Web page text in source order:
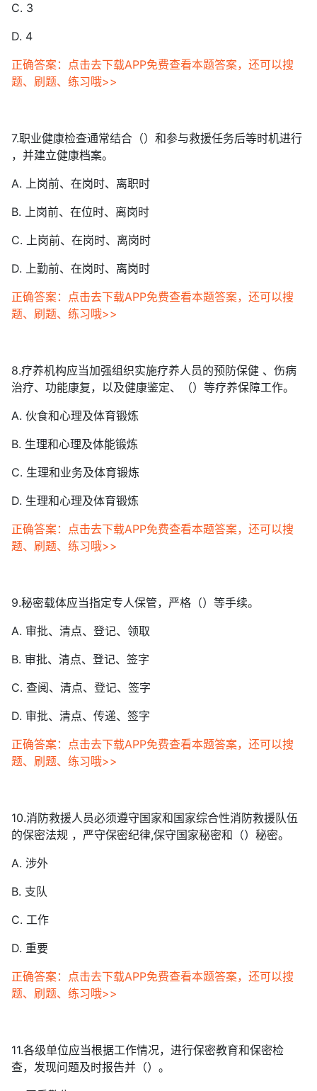
C. 3
D. 4
正确答案：点击去下载APP免费查看本题答案，还可以搜
题、刷题、练习哦>>
7.职业健康检查通常结合（）和参与救援任务后等时机进行
，并建立健康档案。
A. 上岗前、在岗时、离职时
B. 上岗前、在位时、离岗时
C. 上岗前、在岗时、离岗时
D. 上勤前、在岗时、离岗时
正确答案：点击去下载APP免费查看本题答案，还可以搜
题、刷题、练习哦>>
8.疗养机构应当加强组织实施疗养人员的预防保健 、伤病
治疗、功能康复，以及健康鉴定、（）等疗养保障工作。
A. 伙食和心理及体育锻炼
B. 生理和心理及体能锻炼
C. 生理和业务及体育锻炼
D. 生理和心理及体育锻炼
正确答案：点击去下载APP免费查看本题答案，还可以搜
题、刷题、练习哦>>
9.秘密载体应当指定专人保管，严格（）等手续。
A. 审批、清点、登记、领取
B. 审批、清点、登记、签字
C. 查阅、清点、登记、签字
D. 审批、清点、传递、签字
正确答案：点击去下载APP免费查看本题答案，还可以搜
题、刷题、练习哦>>
10.消防救援人员必须遵守国家和国家综合性消防救援队伍
的保密法规 ，严守保密纪律,保守国家秘密和（）秘密。
A. 涉外
B. 支队
C. 工作
D. 重要
正确答案：点击去下载APP免费查看本题答案，还可以搜
题、刷题、练习哦>>
11.各级单位应当根据工作情况，进行保密教育和保密检
查，发现问题及时报告并（）。